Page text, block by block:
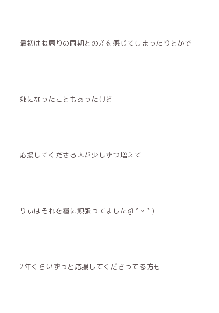
最初はね周りの同期との差を感じてしまったりとかで
嫌になったこともあったけど
応援してくださる人が少しずつ増えて
りぃはそれを糧に頑張ってましたദ്ദി ˃ ᵕ ˂ )
2年くらいずっと応援してくださってる方も